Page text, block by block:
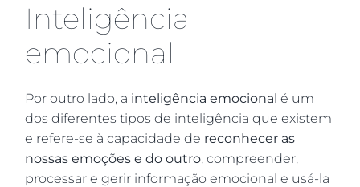
Inteligência
emocional
Por outro lado, a inteligência emocional é um
dos diferentes tipos de inteligência que existem
e refere-se à capacidade de reconhecer as
nossas emoções e do outro, compreender,
processar e gerir informação emocional e usá-la